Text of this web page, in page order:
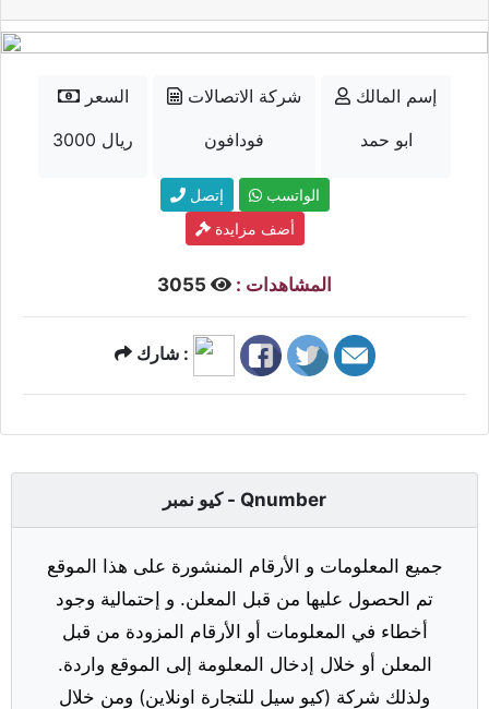
السعر
3000 ريال
شركة الاتصالات
فودافون
إسم المالك
ابو حمد
إتصل
الواتسب
أضف مزايدة
المشاهدات :
شارك :
كيو نمبر - Qnumber
جميع المعلومات و الأرقام المنشورة على هذا الموقع
تم الحصول عليها من قبل المعلن. و إحتمالية وجود
أخطاء في المعلومات أو الأرقام المزودة من قبل
المعلن أو خلال إدخال المعلومة إلى الموقع واردة.
ولذلك شركة (كيو سيل للتجارة اونلاين) ومن خلال